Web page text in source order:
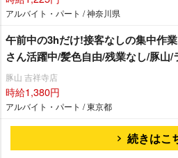
アルバイト・パート / 神奈川県
午前中の3hだけ!接客なしの集中作
さん活躍中/髪色自由/残業なし/豚山
豚山 吉祥寺店
時給1,380円
アルバイト・パート / 東京都
続きはこ